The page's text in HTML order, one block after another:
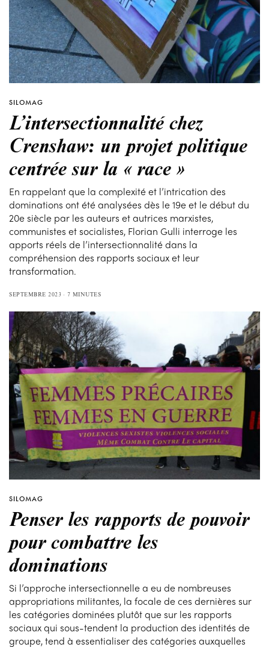
SILOMAG
L’intersectionnalité chez
Crenshaw: un projet politique
centrée sur la « race »
En rappelant que la complexité et l’intrication des
dominations ont été analysées dès le 19e et le début du
20e siècle par les auteurs et autrices marxistes,
communistes et socialistes, Florian Gulli interroge les
apports réels de l’intersectionnalité dans la
compréhension des rapports sociaux et leur
transformation.
SEPTEMBRE 2023 7 MINUTES
SILOMAG
Penser les rapports de pouvoir
pour combattre les
dominations
Si l’approche intersectionnelle a eu de nombreuses
appropriations militantes, la focale de ces dernières sur
les catégories dominées plutôt que sur les rapports
sociaux qui sous-tendent la production des identités de
groupe, tend à essentialiser des catégories auxquelles